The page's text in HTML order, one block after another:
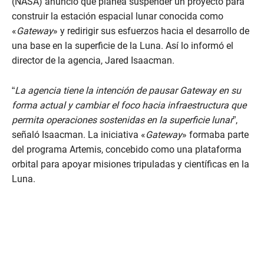
construir la estación espacial lunar conocida como
«Gateway» y redirigir sus esfuerzos hacia el desarrollo de
una base en la superficie de la Luna. Así lo informó el
director de la agencia, Jared Isaacman.
“La agencia tiene la intención de pausar Gateway en su
forma actual y cambiar el foco hacia infraestructura que
permita operaciones sostenidas en la superficie lunar”,
señaló Isaacman. La iniciativa «Gateway» formaba parte
del programa Artemis, concebido como una plataforma
orbital para apoyar misiones tripuladas y científicas en la
Luna.